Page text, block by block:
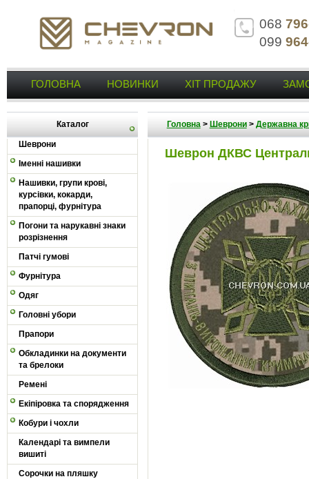
068
099
ГОЛОВНА НОВИНКИ ХІТ ПРОДАЖУ
Каталог
Шеврони
Іменні нашивки
Нашивки, групи крові,
курсівки, кокарди,
прапорці, фурнітура
Погони та нарукавні знаки
розрізнення
Патчі гумові
Фурнітура
Одяг
Головні убори
Прапори
Обкладинки на документи
та брелоки
Ремені
Екіпіровка та спорядження
Кобури і чохли
Календарі та вимпели
вишиті
Сорочки на пляшку
Головна> Шеврони> Державна
Шеврон ДКВС